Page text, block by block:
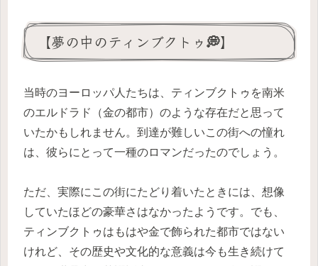
【夢の中のティンブクトゥ💭】
当時のヨーロッパ人たちは、ティンブクトゥを南米
のエルドラド（金の都市）のような存在だと思って
いたかもしれません。到達が難しいこの街への憧れ
は、彼らにとって一種のロマンだったのでしょう。
ただ、実際にこの街にたどり着いたときには、想像
していたほどの豪華さはなかったようです。でも、
ティンブクトゥはもはや金で飾られた都市ではない
けれど、その歴史や文化的な意義は今も生き続けて